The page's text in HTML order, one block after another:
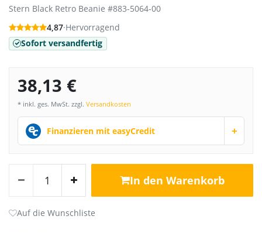
Stern Black Retro Beanie #883-5064-00
4,87·Hervorragend
Sofort versandfertig
38,13 €
* inkl. ges. MwSt. zzgl. Versandkosten
Finanzieren mit easyCredit +
In den Warenkorb